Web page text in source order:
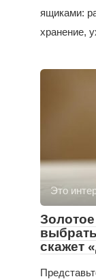
ящиками:
хранение,
Это
скажет